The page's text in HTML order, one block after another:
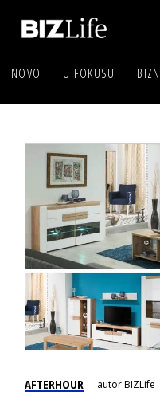
NOVO U FOKUSU
AFTERHOUR autorBIZLife